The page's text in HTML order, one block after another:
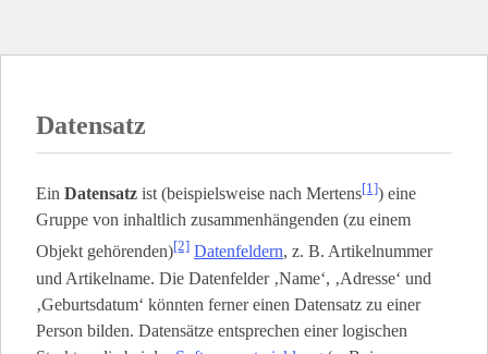
Datensatz
Ein Datensatz ist (beispielsweise nach Mertens[1]) eine
Gruppe von inhaltlich zusammenhängenden (zu einem
Objekt gehörenden)[2] Datenfeldern, z. B. Artikelnummer
und Artikelname. Die Datenfelder ‚Name‘, ‚Adresse‘ und
‚Geburtsdatum‘ könnten ferner einen Datensatz zu einer
Person bilden. Datensätze entsprechen einer logischen